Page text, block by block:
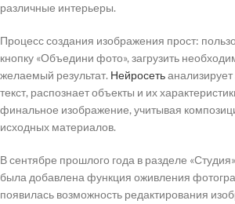
различные интерьеры.
Процесс создания изображения прост:
кнопку «Объедини фото», загрузить
желаемый результат. Нейросеть
текст, распознает объекты и их
финальное изображение, учитывая
исходных материалов.
В сентябре прошлого года в разделе
была добавлена функция оживления
появилась возможность редактирования